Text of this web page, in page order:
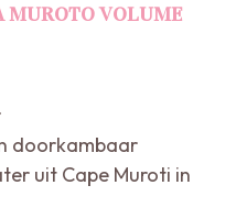
MUROTO VOLUME
doorkambaar
uit Cape Muroti in